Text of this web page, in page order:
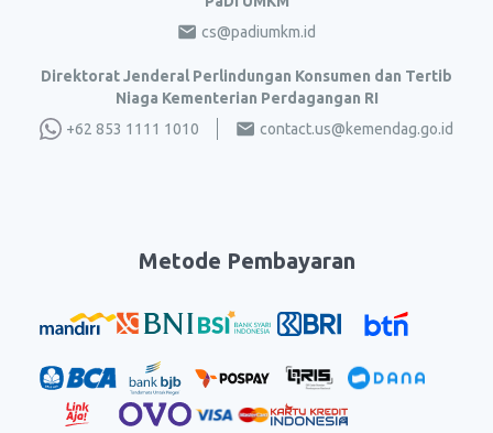
cs@padiumkm.id
Direktorat Jenderal Perlindungan Konsumen dan Tertib
Niaga Kementerian Perdagangan RI
+62 853 1111 1010
contact.us@kemendag.go.id
Metode Pembayaran